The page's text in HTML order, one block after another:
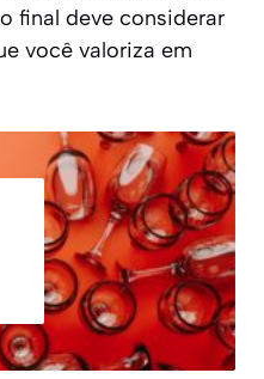
final deve considerar
você valoriza em